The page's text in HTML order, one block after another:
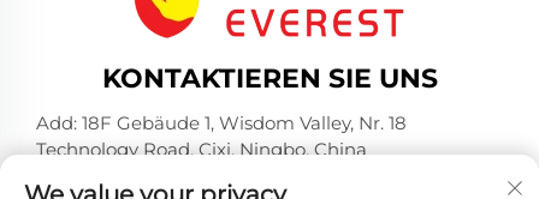
KONTAKTIEREN SIE UNS
Add: 18F Gebäude 1, Wisdom Valley, Nr. 18
Technology Road, Cixi, Ningbo, China
Tel.: +86-574-23660321